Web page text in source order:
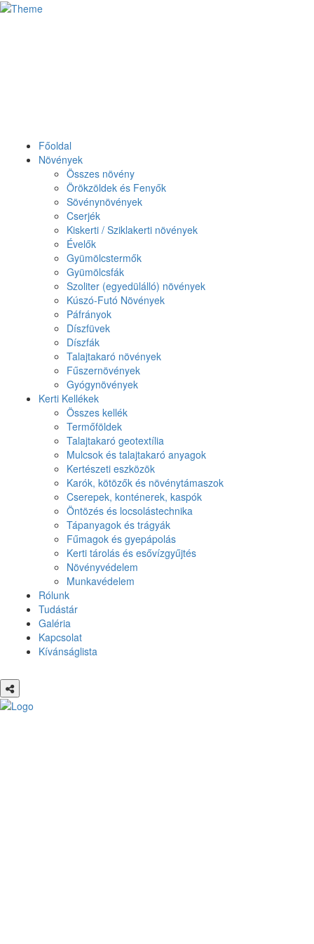
Főoldal
Növények
Összes növény
Örökzöldek és Fenyők
Sövénynövények
Cserjék
Kiskerti / Sziklakerti növények
Évelők
Gyümölcstermők
Gyümölcsfák
Szoliter (egyedülálló) növények
Kúszó-Futó Növények
Páfrányok
Díszfüvek
Díszfák
Talajtakaró növények
Fűszernövények
Gyógynövények
Kerti Kellékek
Összes kellék
Termőföldek
Talajtakaró geotextília
Mulcsok és talajtakaró anyagok
Kertészeti eszközök
Karók, kötözők és növénytámaszok
Cserepek, konténerek, kaspók
Öntözés és locsolástechnika
Tápanyagok és trágyák
Fűmagok és gyepápolás
Kerti tárolás és esővízgyűjtés
Növényvédelem
Munkavédelem
Rólunk
Tudástár
Galéria
Kapcsolat
Kívánságlista